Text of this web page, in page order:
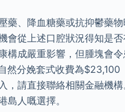
藥、降血糖藥或抗抑鬱藥
會從上述口腔狀況得知是
構成嚴重影響，但腫塊會
然分娩套式收費為
，請直接聯絡相關金融機
島人嘅選擇。